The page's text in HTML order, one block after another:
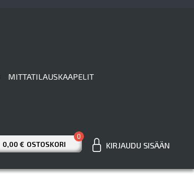
MITTATILAUSKAAPELIT
0,00 € OSTOSKORI
0
KIRJAUDU SISÄÄN